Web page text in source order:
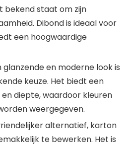
bekend staat om zijn
Dibond is ideaal voor
een hoogwaardige
glanzende en moderne look is
keuze. Het biedt een
diepte, waardoor kleuren
weergegeven.
alternatief, karton
te bewerken. Het is